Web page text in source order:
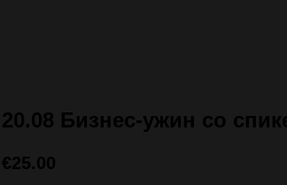
20.08 Бизнес-ужин со
€25.00